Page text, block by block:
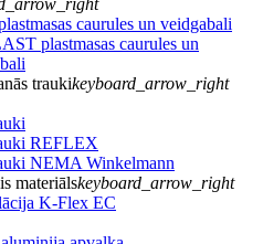
caurules un veidgabali
plastmasas caurules un
traukikeyboard_arrow_right
REFLEX
NEMA Winkelmann
materiālskeyboard_arrow_right
K-Flex EC